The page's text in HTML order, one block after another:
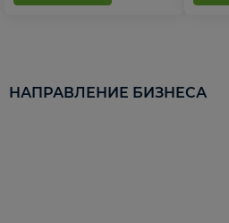
НАПРАВЛЕНИЕ БИЗНЕСА